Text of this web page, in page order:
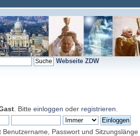
Webseite ZDW
. Bitte einloggen oder registrieren
Benutzername, Passwort und Sitzungslänge